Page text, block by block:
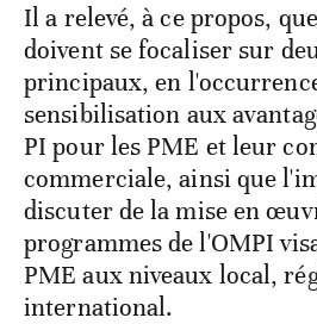
Il a relevé, à ce propos,
doivent se focaliser sur
principaux, en
sensibilisation aux
PI pour les PME et leur
commerciale, ainsi que
discuter de la mise en
programmes de l'OMPI
PME aux niveaux local,
international.